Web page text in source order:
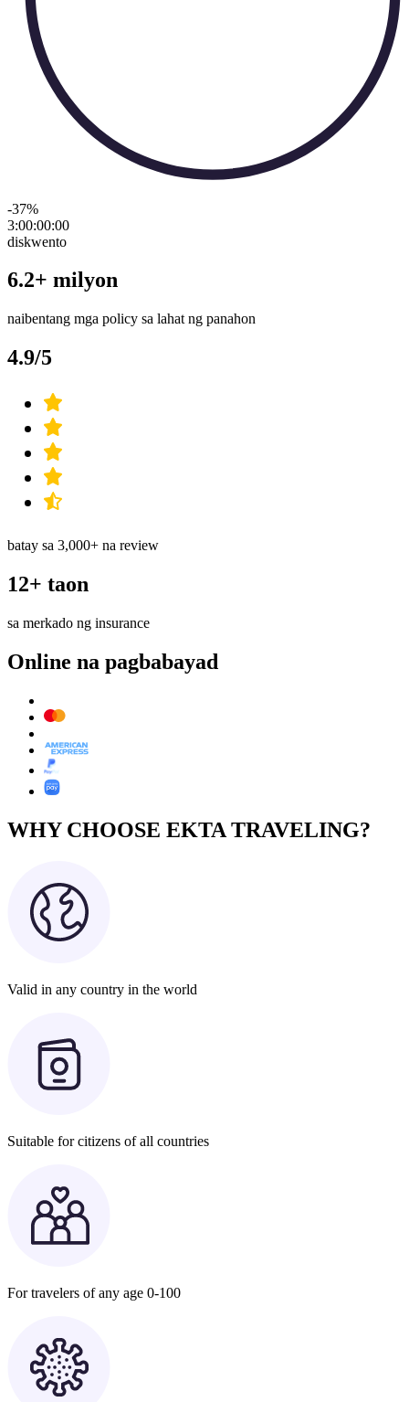
-37%
3:00:00:00
diskwento
6.2+ milyon
naibentang mga policy sa lahat ng panahon
4.9/5
batay sa 3,000+ na review
12+ taon
sa merkado ng insurance
Online na pagbabayad
WHY CHOOSE EKTA TRAVELING?
Valid in any country in the world
Suitable for citizens of all countries
For travelers of any age 0-100